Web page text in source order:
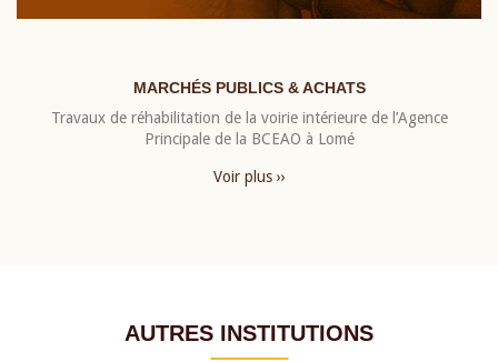
MARCHÉS PUBLICS & ACHATS
Travaux de réhabilitation de la voirie intérieure de l’Agence
Principale de la BCEAO à Lomé
Voir plus ››
AUTRES INSTITUTIONS